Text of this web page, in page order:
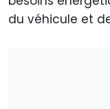
du véhicule et